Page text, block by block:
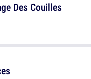
Des Couilles